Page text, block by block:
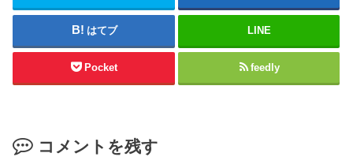
はてブ LINE
Pocket feedly
コメントを残す